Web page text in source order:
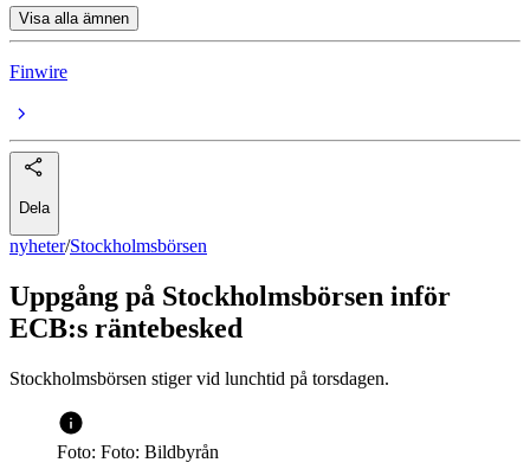
Visa alla ämnen
Finwire
Dela
nyheter/Stockholmsbörsen
Uppgång på Stockholmsbörsen inför
ECB:s räntebesked
Stockholmsbörsen stiger vid lunchtid på torsdagen.
Foto: Foto: Bildbyrån